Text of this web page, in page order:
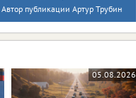
Автор публикации Артур Трубин
05.08.2026